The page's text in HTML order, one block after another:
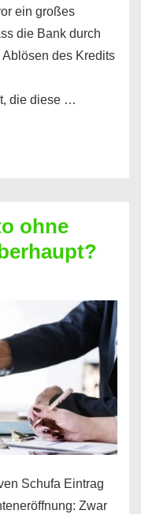
ein großes
die Bank durch
des Kredits
die diese …
ohne
Schufa Eintrag
Zwar